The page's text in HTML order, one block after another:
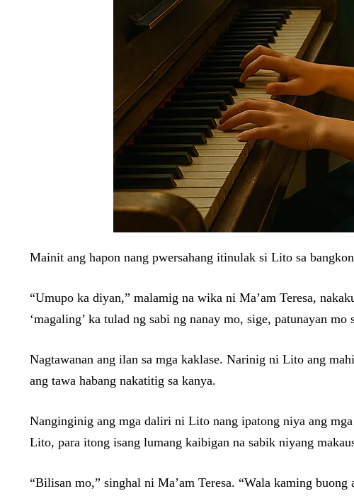
Mainit ang hapon nang pwersahang itinulak si Lito sa
“Umupo ka diyan,” malamig na wika ni Ma’am Teresa,
‘magaling’ ka tulad ng sabi ng nanay mo, sige, patunayan mo
Nagtawanan ang ilan sa mga kaklase. Narinig ni Lito ang
ang tawa habang nakatitig sa kanya.
Nanginginig ang mga daliri ni Lito nang ipatong niya ang
Lito, para itong isang lumang kaibigan na sabik niyang
“Bilisan mo,” singhal ni Ma’am Teresa. “Wala kaming